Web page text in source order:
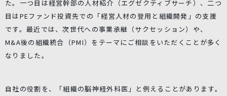
た。一つ目は経営幹部の人材紹介（エグゼクティブサーチ）、二つ
目はPEファンド投資先での「経営人材の登用と組織開発」の支援
です。最近では、次世代への事業承継（サクセッション）や、
M&A後の組織統合（PMI）をテーマにご相談をいただくことが多く
なりました。
自社の役割を、「組織の脳神経外科医」と例えることがあります。